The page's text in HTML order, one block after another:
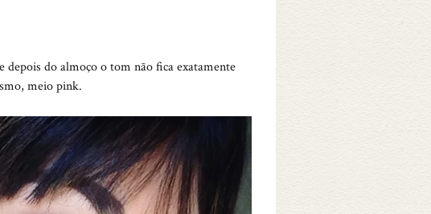
depois do almoço o tom não fica exatamente
meio pink.